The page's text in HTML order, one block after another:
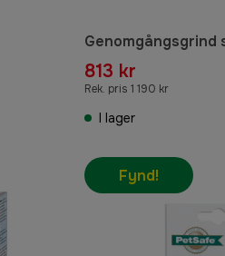
Genomgångsgrind
813 kr
Rek. pris 1 190 kr
I lager
Fynd!